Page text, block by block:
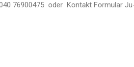
76900475 oder Kontakt Formular